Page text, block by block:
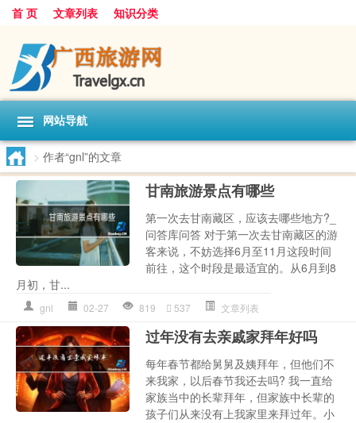
首 页 文章列表 知识分类
网站导航
> 作者“gnl”的文章
甘南旅游景点有哪些
第一次去甘南藏区，应该去哪些地方?_
问答库问答 对于第一次去甘南藏区的游
客来说，不妨选择6月至11月这段时间
前往，这个时段是最适宜的。从6月到8
月初，甘...
gnl 02-27 819 537 文章列表
过年没有去亲戚家拜年好吗
每年春节都给舅舅及姨拜年，但他们不
来我家，以后春节我还去吗? 我一直给
家族当中的长辈拜年，但家族中长辈的
孩子们从来没有上我家里来拜过年。小